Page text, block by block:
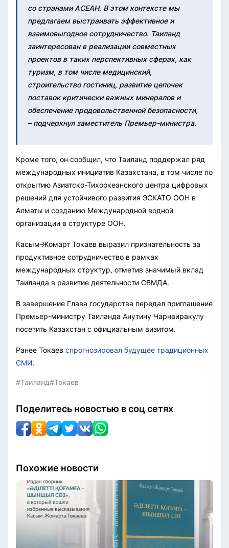
со странами АСЕАН. В этом контексте мы
предлагаем выстраивать эффективное и
взаимовыгодное сотрудничество. Таиланд
заинтересован в реализации совместных
проектов в таких перспективных сферах, как
туризм, в том числе медицинский,
строительство гостиниц, развитие цепочек
поставок критически важных минералов и
обеспечение продовольственной безопасности,
– подчеркнул заместитель Премьер-министра.
Кроме того, он сообщил, что Таиланд поддержал ряд
международных инициатив Казахстана, в том числе по
открытию Азиатско-Тихоокеанского центра цифровых
решений для устойчивого развития ЭСКАТО ООН в
Алматы и созданию Международной водной
организации в структуре ООН.
Касым-Жомарт Токаев выразил признательность за
продуктивное сотрудничество в рамках
международных структур, отметив значимый вклад
Таиланда в развитие деятельности СВМДА.
В завершение Глава государства передал приглашение
Премьер-министру Таиланда Анутину Чарнвиракулу
посетить Казахстан с официальным визитом.
Ранее Токаев спрогнозировал будущее традиционных
СМИ.
#Таиланд#Токаев
Поделитесь новостью в соц сетях
Похожие новости